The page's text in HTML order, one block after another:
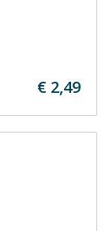
€ 2,49